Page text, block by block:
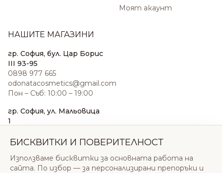
Моят акаунт
НАШИТЕ МАГАЗИНИ
гр. София, бул. Цар Борис
III 93-95
0898 977 665
odonatacosmetics@gmail.com
Пон – Съб: 10:00 – 19:00
гр. София, ул. Мальовица
1
sales@odonatacosmetics.com
Нед: 11:00 – 18:00
БИСКВИТКИ И ПОВЕРИТЕЛНОСТ
Използваме бисквитки за основната работа на
сайта. По избор — за персонализирани препоръки и